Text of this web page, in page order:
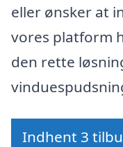
eller ønsker at
vores platform
den rette
Indhent 3